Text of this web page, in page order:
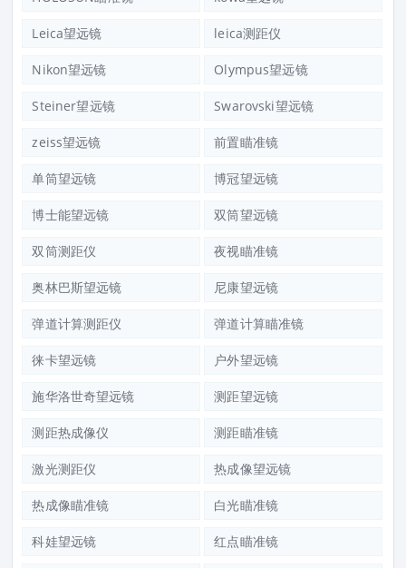
Leica望远镜 leica测距仪
Nikon望远镜 Olympus望远镜
Steiner望远镜 Swarovski望远镜
zeiss望远镜 前置瞄准镜
单筒望远镜 博冠望远镜
博士能望远镜 双筒望远镜
双筒测距仪 夜视瞄准镜
奥林巴斯望远镜 尼康望远镜
弹道计算测距仪 弹道计算瞄准镜
徕卡望远镜 户外望远镜
施华洛世奇望远镜 测距望远镜
测距热成像仪 测距瞄准镜
激光测距仪 热成像望远镜
热成像瞄准镜 白光瞄准镜
科娃望远镜 红点瞄准镜